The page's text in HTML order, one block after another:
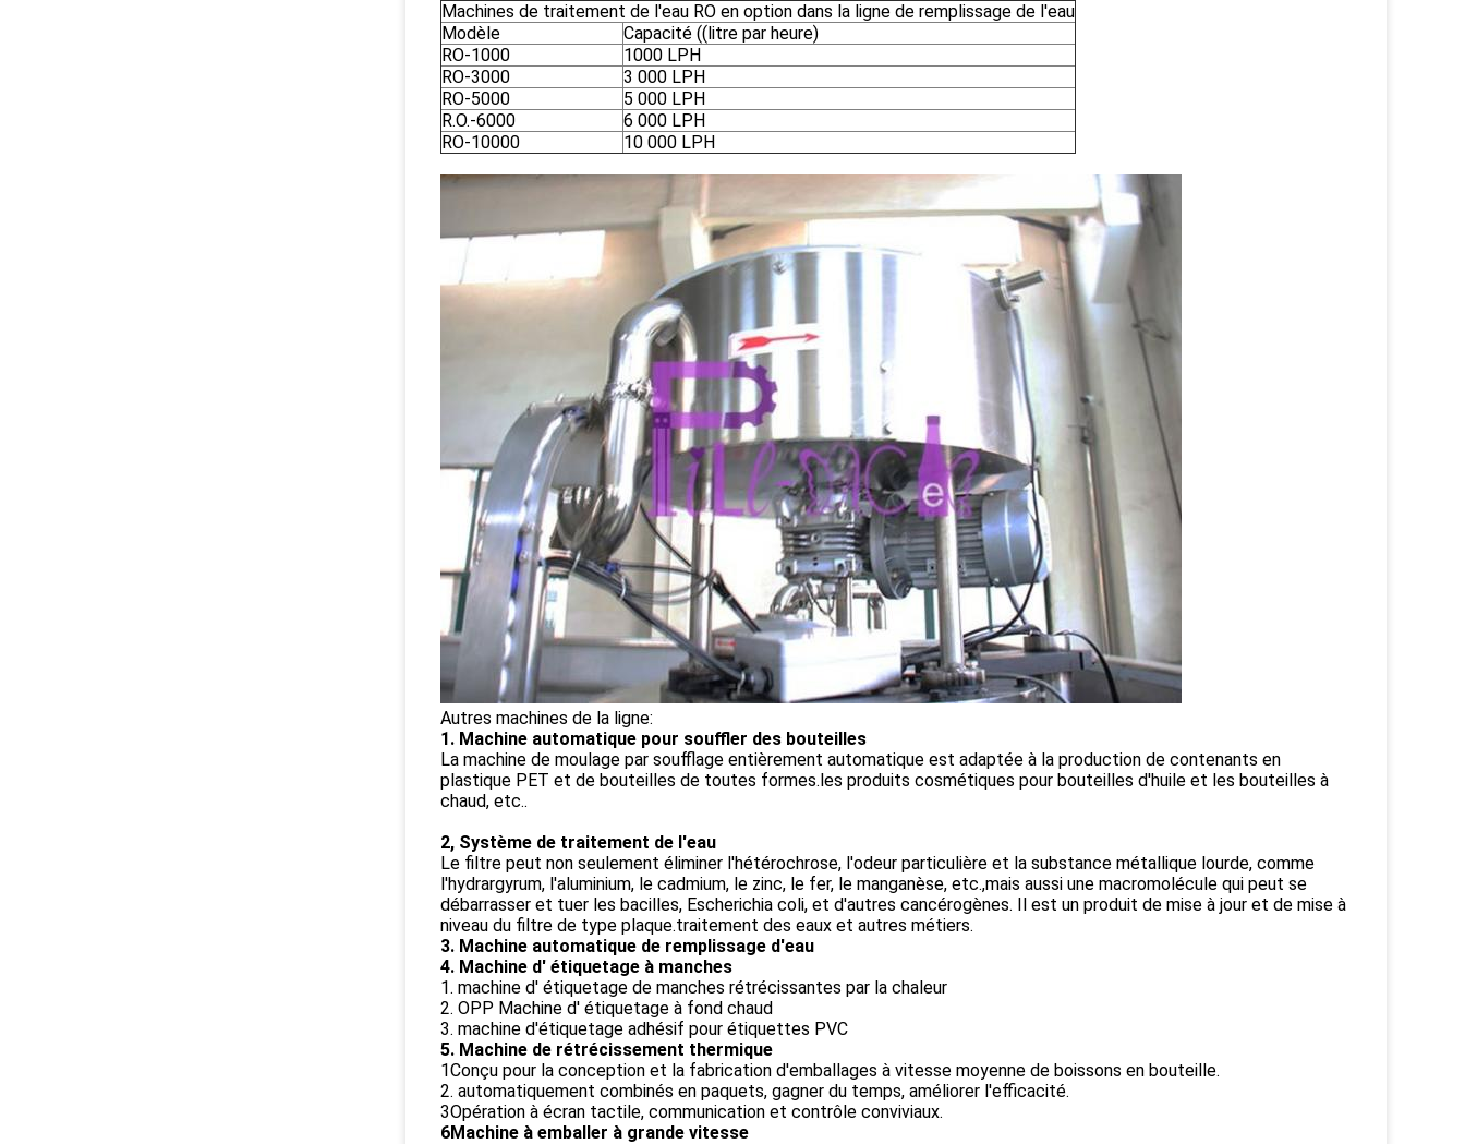
Machines de traitement de l'eau RO en option dans la ligne de remplissage de l'eau
Modèle
Capacité ((litre par heure)
RO-1000
1000 LPH
RO-3000
3 000 LPH
RO-5000
5 000 LPH
R.O.-6000
6 000 LPH
RO-10000
10 000 LPH
Autres machines de la ligne:
1. Machine automatique pour souffler des bouteilles
La machine de moulage par soufflage entièrement automatique est adaptée à la production de contenants en
plastique PET et de bouteilles de toutes formes.les produits cosmétiques pour bouteilles d'huile et les bouteilles à
chaud, etc..
2, Système de traitement de l'eau
Le filtre peut non seulement éliminer l'hétérochrose, l'odeur particulière et la substance métallique lourde, comme
l'hydrargyrum, l'aluminium, le cadmium, le zinc, le fer, le manganèse, etc.,mais aussi une macromolécule qui peut se
débarrasser et tuer les bacilles, Escherichia coli, et d'autres cancérogènes. Il est un produit de mise à jour et de mise à
niveau du filtre de type plaque.traitement des eaux et autres métiers.
3. Machine automatique de remplissage d'eau
4. Machine d' étiquetage à manches
1. machine d' étiquetage de manches rétrécissantes par la chaleur
2. OPP Machine d' étiquetage à fond chaud
3. machine d'étiquetage adhésif pour étiquettes PVC
5. Machine de rétrécissement thermique
1Conçu pour la conception et la fabrication d'emballages à vitesse moyenne de boissons en bouteille.
2. automatiquement combinés en paquets, gagner du temps, améliorer l'efficacité.
3Opération à écran tactile, communication et contrôle conviviaux.
6Machine à emballer à grande vitesse